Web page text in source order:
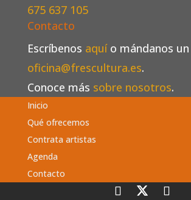
675 637 105
Contacto
Escríbenos aquío mándanos
oficina@frescultura.es.
Conoce más sobre nosotros.
Inicio
Qué ofrecemos
Contrata artistas
Agenda
Contacto